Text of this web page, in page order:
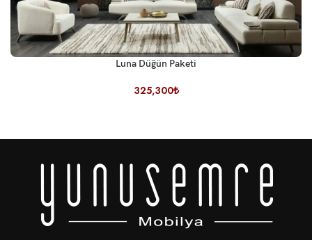
Luna Düğün Paketi
325,300₺